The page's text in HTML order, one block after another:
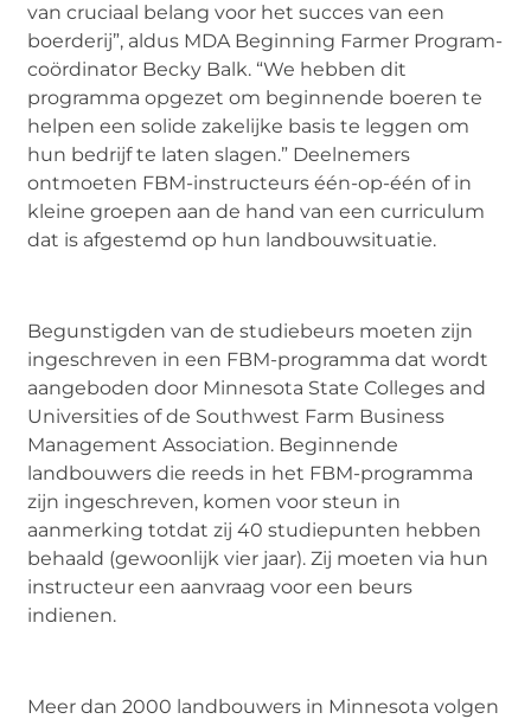
van cruciaal belang voor het succes van een
boerderij”, aldus MDA Beginning Farmer Program-
coördinator Becky Balk. “We hebben dit
programma opgezet om beginnende boeren te
helpen een solide zakelijke basis te leggen om
hun bedrijf te laten slagen.” Deelnemers
ontmoeten FBM-instructeurs één-op-één of in
kleine groepen aan de hand van een curriculum
dat is afgestemd op hun landbouwsituatie.
Begunstigden van de studiebeurs moeten zijn
ingeschreven in een FBM-programma dat wordt
aangeboden door Minnesota State Colleges and
Universities of de Southwest Farm Business
Management Association. Beginnende
landbouwers die reeds in het FBM-programma
zijn ingeschreven, komen voor steun in
aanmerking totdat zij 40 studiepunten hebben
behaald (gewoonlijk vier jaar). Zij moeten via hun
instructeur een aanvraag voor een beurs
indienen.
Meer dan 2000 landbouwers in Minnesota volgen